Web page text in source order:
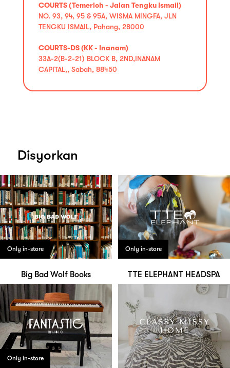
COURTS (Temerloh - Jalan Tengku Ismail)
NO. 93, 94, 95 & 95A, WISMA MINGFA, JLN
TENGKU ISMAIL, Pahang, 28000
COURTS-DS (KK - Inanam)
33A-2(B-2-21) BLOCK B, 2ND,INANAM
CAPITAL,, Sabah, 88450
Disyorkan
Only in-store
Big Bad Wolf Books
Only in-store
TTE ELEPHANT HEADSPA
Only in-store